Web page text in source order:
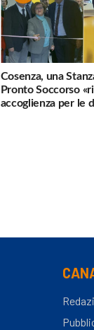
Cosenza, una
Pronto Soccorso
accoglienza per le